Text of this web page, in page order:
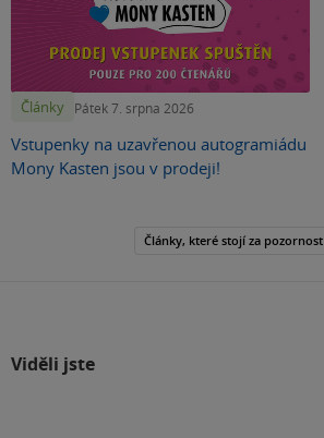
Články Pátek 7. srpna 2026
Vstupenky na uzavřenou autogramiádu
Mony Kasten jsou v prodeji!
Články, které stojí za pozornost
Viděli jste